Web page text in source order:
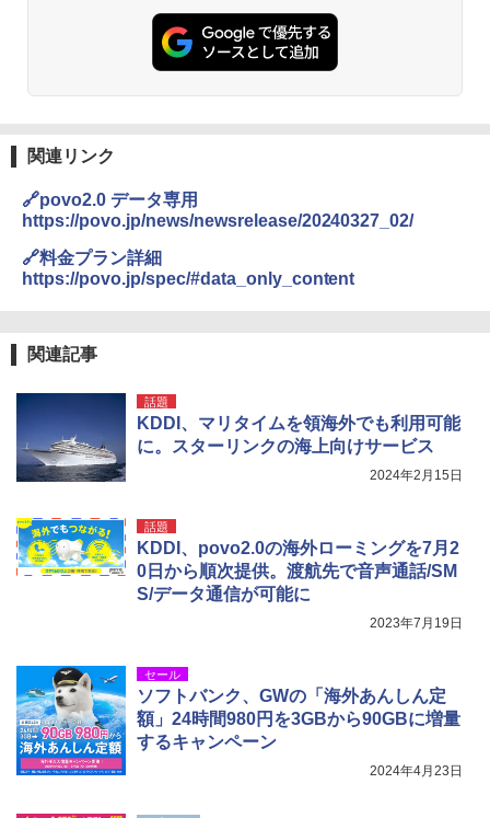
GRANDOOR ステンレス保冷剤 2個セット 2
026リニューアル 急速冷凍 空間倍増 衛生的
BUNDOK(バンドック)ソロ ドーム 1 EX BDK
-08EX カーキ ソロキャンプ ポリエステル フ
レーム ドーム型 テント
￥6,459
可能 安全ロック付き 高安全性 金属製耐久 コ
ンパクト多機能設計 持ち運び便利 アウトド
ア/オフィス/教育現場/展示会用 緑
￥1,180
関連リンク
🔗povo2.0 データ専用
https://povo.jp/news/newsrelease/20240327_02/
🔗料金プラン詳細
https://povo.jp/spec/#data_only_content
関連記事
話題
KDDI、マリタイムを領海外でも利用可能
に。スターリンクの海上向けサービス
2024年2月15日
話題
KDDI、povo2.0の海外ローミングを7月2
0日から順次提供。渡航先で音声通話/SM
S/データ通信が可能に
2023年7月19日
セール
ソフトバンク、GWの「海外あんしん定
額」24時間980円を3GBから90GBに増量
するキャンペーン
2024年4月23日